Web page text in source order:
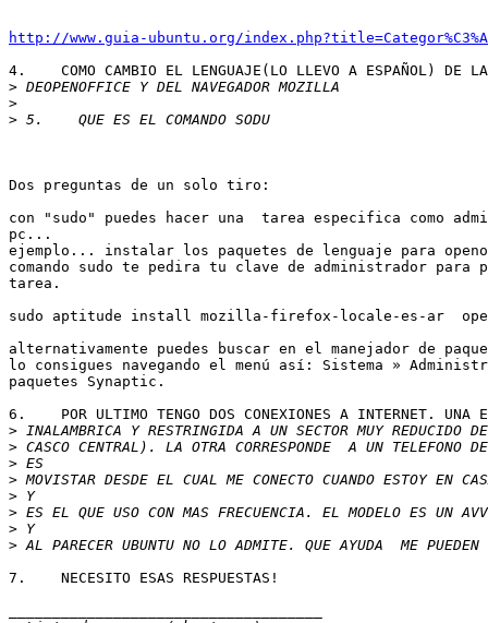
http://www.guia-ubuntu.org/
4.    COMO CAMBIO EL LENGUAJE(LO LLEVO A ESPAÑOL) DE
>
>
>
Dos preguntas de un solo tiro:
con "sudo" puedes hacer una  tarea especifica como
pc...
ejemplo... instalar los paquetes de lenguaje para
comando sudo te pedira tu clave de administrador para
tarea.
sudo aptitude install mozilla-firefox-locale-es-ar
alternativamente puedes buscar en el manejador de
lo consigues navegando el menú así: Sistema »
paquetes Synaptic.
6.    POR ULTIMO TENGO DOS CONEXIONES A INTERNET. UNA
>
>
>
>
>
>
>
>
7.    NECESITO ESAS RESPUESTAS!